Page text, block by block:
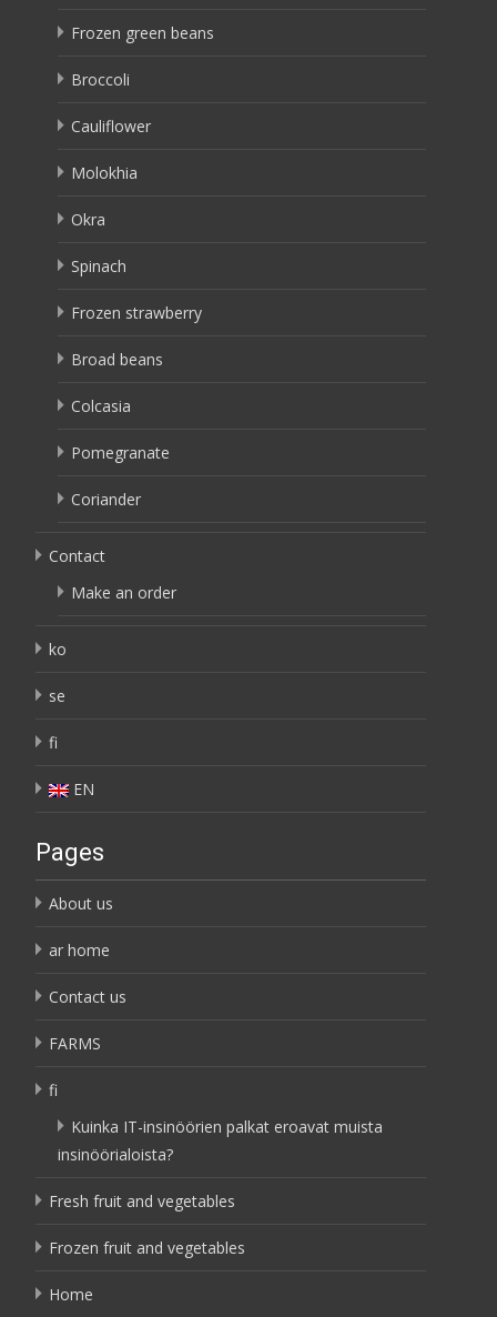
Frozen green beans
Broccoli
Cauliflower
Molokhia
Okra
Spinach
Frozen strawberry
Broad beans
Colcasia
Pomegranate
Coriander
Contact
Make an order
ko
se
fi
EN
Pages
About us
ar home
Contact us
FARMS
fi
Kuinka IT-insinöörien palkat eroavat muista
insinöörialoista?
Fresh fruit and vegetables
Frozen fruit and vegetables
Home